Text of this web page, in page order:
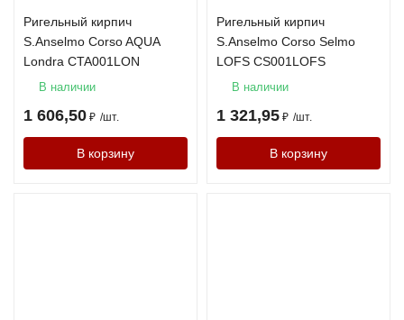
Ригельный кирпич
S.Anselmo Corso AQUA
Londra CTA001LON
В наличии
1 606,50 ₽ /шт.
В корзину
Ригельный кирпич
S.Anselmo Corso Selmo
LOFS CS001LOFS
В наличии
1 321,95 ₽ /шт.
В корзину